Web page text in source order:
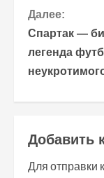
о
л
ж
и
т
ь
Далее:
Спартак —
легенда
Добавить
Для отправки